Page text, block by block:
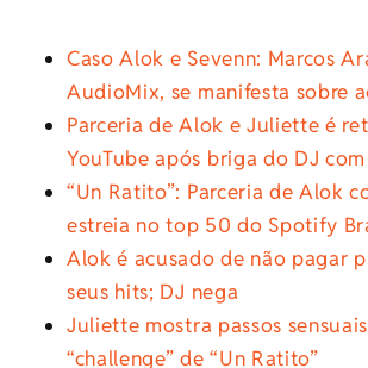
Caso Alok e Sevenn: Marcos
AudioMix, se manifesta sobre
Parceria de Alok e Juliette é
YouTube após briga do DJ
“Un Ratito”: Parceria de Alok
estreia no top 50 do Spotify
Alok é acusado de não pagar
seus hits; DJ nega
Juliette mostra passos
“challenge” de “Un Ratito”